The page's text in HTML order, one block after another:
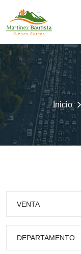
Inicio
VENTA
DEPARTAMENTO